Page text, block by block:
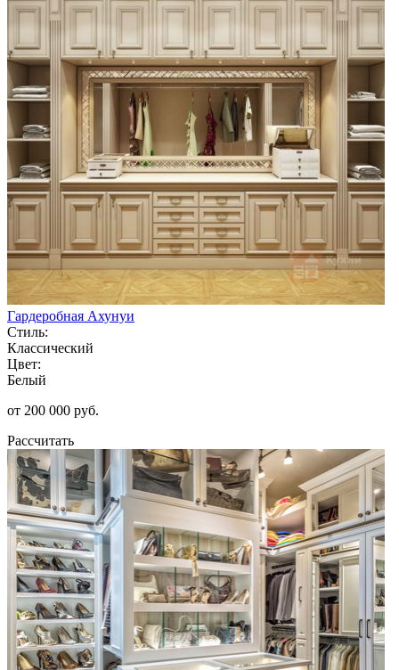
Гардеробная Ахунуи
Стиль:
Классический
Цвет:
Белый
от 200 000 руб.
Рассчитать